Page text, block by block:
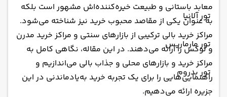
تور آلانیا
تور مارماریس
تور بدروم
معابد باستانی و طبیعت خیره‌کننده‌اش مشهور است بلکه
به عنوان یکی از مقاصد محبوب خرید نیز شناخته می‌شود.
مراکز خرید بالی ترکیبی از بازارهای سنتی و مراکز خرید مدرن
و لوکس را ارائه می‌دهند. در این مقاله، نگاهی کامل به
مراکز خرید و بازارهای محلی و جذاب بالی می‌اندازیم و
راهنمایی‌هایی را برای یک تجربه خرید به‌یادماندنی در این
جزیره ارائه می‌دهیم.